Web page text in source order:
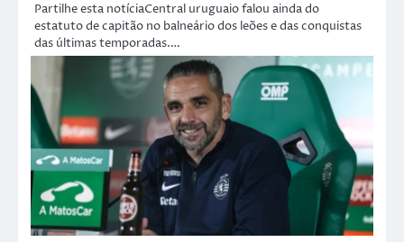
Partilhe esta notíciaCentral uruguaio falou ainda do
estatuto de capitão no balneário dos leões e das conquistas
das últimas temporadas.…